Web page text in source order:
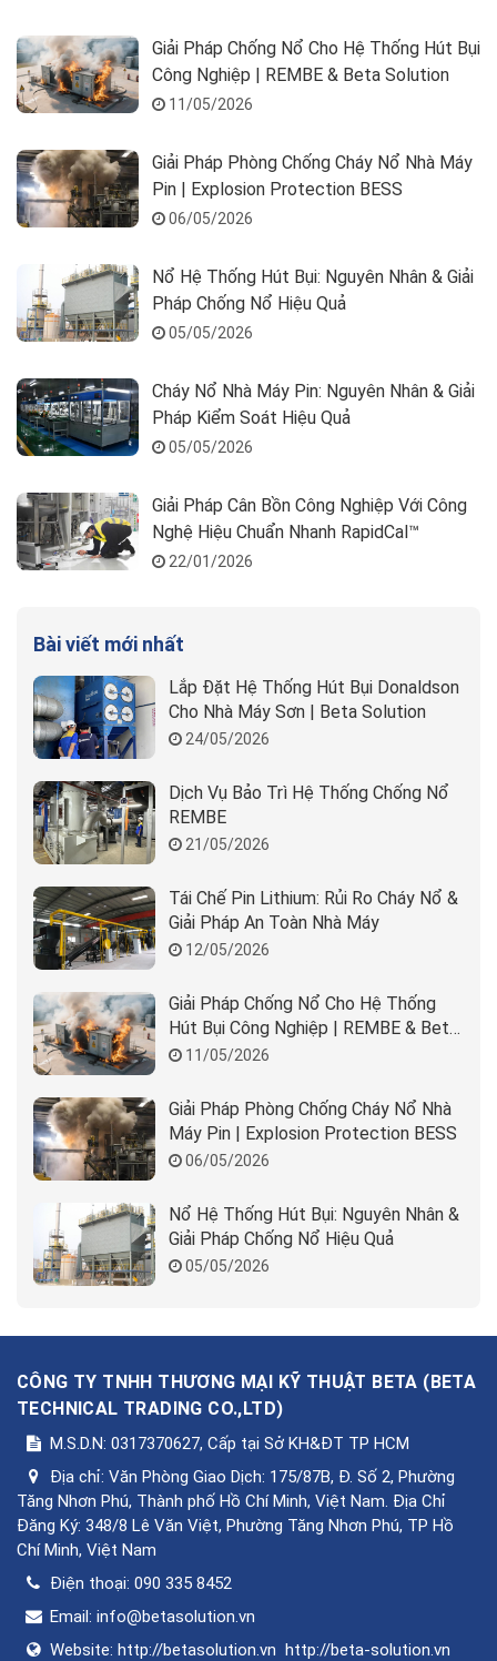
Giải Pháp Chống Nổ Cho Hệ Thống Hút Bụi
Công Nghiệp | REMBE & Beta Solution
11/05/2026
Giải Pháp Phòng Chống Cháy Nổ Nhà Máy
Pin | Explosion Protection BESS
06/05/2026
Nổ Hệ Thống Hút Bụi: Nguyên Nhân & Giải
Pháp Chống Nổ Hiệu Quả
05/05/2026
Cháy Nổ Nhà Máy Pin: Nguyên Nhân & Giải
Pháp Kiểm Soát Hiệu Quả
05/05/2026
Giải Pháp Cân Bồn Công Nghiệp Với Công
Nghệ Hiệu Chuẩn Nhanh RapidCal™
22/01/2026
Bài viết mới nhất
Lắp Đặt Hệ Thống Hút Bụi Donaldson
Cho Nhà Máy Sơn | Beta Solution
24/05/2026
Dịch Vụ Bảo Trì Hệ Thống Chống Nổ
REMBE
21/05/2026
Tái Chế Pin Lithium: Rủi Ro Cháy Nổ &
Giải Pháp An Toàn Nhà Máy
12/05/2026
Giải Pháp Chống Nổ Cho Hệ Thống
Hút Bụi Công Nghiệp | REMBE & Beta
Solution
11/05/2026
Giải Pháp Phòng Chống Cháy Nổ Nhà
Máy Pin | Explosion Protection BESS
06/05/2026
Nổ Hệ Thống Hút Bụi: Nguyên Nhân &
Giải Pháp Chống Nổ Hiệu Quả
05/05/2026
CÔNG TY TNHH THƯƠNG MẠI KỸ THUẬT BETA (BETA
TECHNICAL TRADING CO.,LTD)
M.S.D.N: 0317370627, Cấp tại Sở KH&ĐT TP HCM
Địa chỉ: Văn Phòng Giao Dịch: 175/87B, Đ. Số 2, Phường
Tăng Nhơn Phú, Thành phố Hồ Chí Minh, Việt Nam. Địa Chỉ
Đăng Ký: 348/8 Lê Văn Việt, Phường Tăng Nhơn Phú, TP Hồ
Chí Minh, Việt Nam
Điện thoại: 090 335 8452
Email: info@betasolution.vn
Website: http://betasolution.vn http://beta-solution.vn